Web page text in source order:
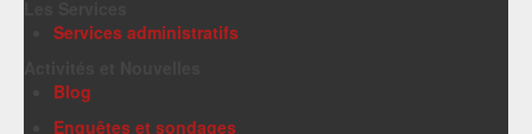
Services administratifs
Blog
Enquêtes et sondages